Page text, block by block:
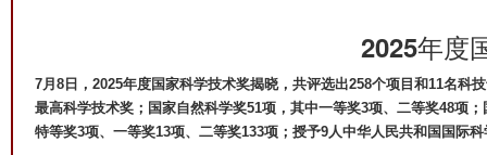
2025年度
7月8日，2025年度国家科学技术奖揭晓，共评选出258个项目和11名科
最高科学技术奖；国家自然科学奖51项，其中一等奖3项、二等奖48项
特等奖3项、一等奖13项、二等奖133项；授予9人中华人民共和国国际